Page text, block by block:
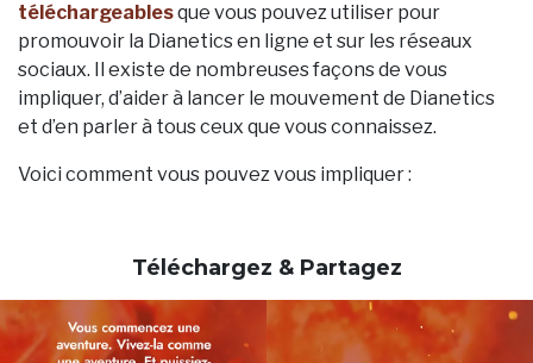
téléchargeablesque vous pouvez utiliser pour
promouvoir la Dianetics en ligne et sur les réseaux
sociaux. Il existe de nombreuses façons de vous
impliquer, d’aider à lancer le mouvement de Dianetics
et d’en parler à tous ceux que vous connaissez.
Voici comment vous pouvez vous impliquer :
Téléchargez & Partagez